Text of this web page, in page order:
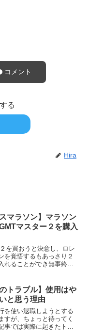
コメント
る
Hira
マラソン】マラソン
マスター２を購入
を買おうと決意し、ロレ
を覚悟するもあっさり２
れることができ無事終了
考察を書いていこうと思
トラブル】使用はや
と思う理由
を使い退職しようとする
すが、ちょっと待ってく
事では実際に起きたトラ